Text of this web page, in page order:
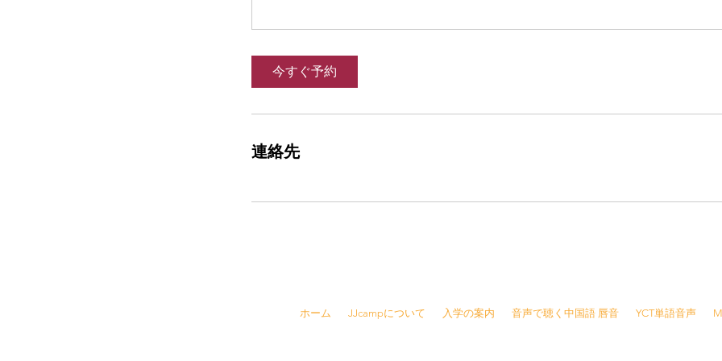
今すぐ予約
連絡先
ホーム JJcampについて 入学の案内 音声で聴く中国語 唇音 YCT単語音声